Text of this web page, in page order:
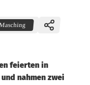
feierten in
nahmen zwei